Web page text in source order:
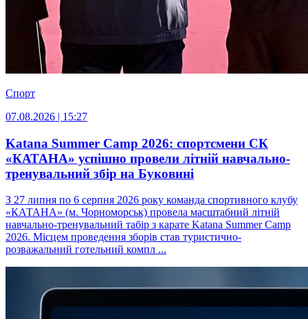
Спорт
07.08.2026 | 15:27
Katana Summer Camp 2026: спортсмени СК
«КАТАНА» успішно провели літній навчально-
тренувальний збір на Буковині
З 27 липня по 6 серпня 2026 року команда спортивного клубу
«КАТАНА» (м. Чорноморськ) провела масштабний літній
навчально-тренувальний табір з карате Katana Summer Camp
2026. Місцем проведення зборів став туристично-
розважальний готельний компл ...